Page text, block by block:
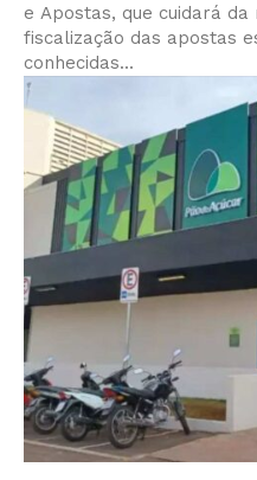
e Apostas, que cuidará
fiscalização das apostas
conhecidas...